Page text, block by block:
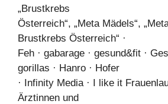
„Brustkrebs
Österreich“, „Meta Mädels“,
Brustkrebs Österreich“ ·
Feh · gabarage · gesund&fit ·
gorillas · Hanro · Hofer
· Infinity Media · I like it
Ärztinnen und